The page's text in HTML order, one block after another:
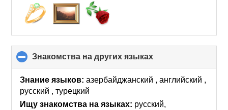
Знакомства на других языках
to
collapse
Знание языков: азербайджанский , английский ,
русский , турецкий
Ищу знакомства на языках: русский,